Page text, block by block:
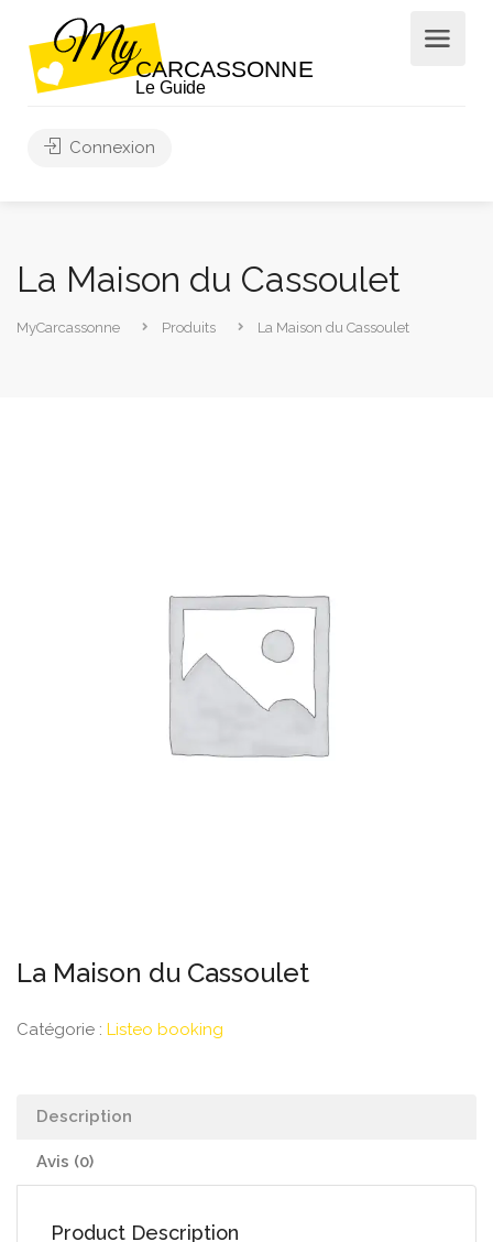
Connexion
La Maison du Cassoulet
MyCarcassonne Produits La Maison du Cassoulet
La Maison du Cassoulet
Catégorie : Listeo booking
Description
Avis (0)
Product Description